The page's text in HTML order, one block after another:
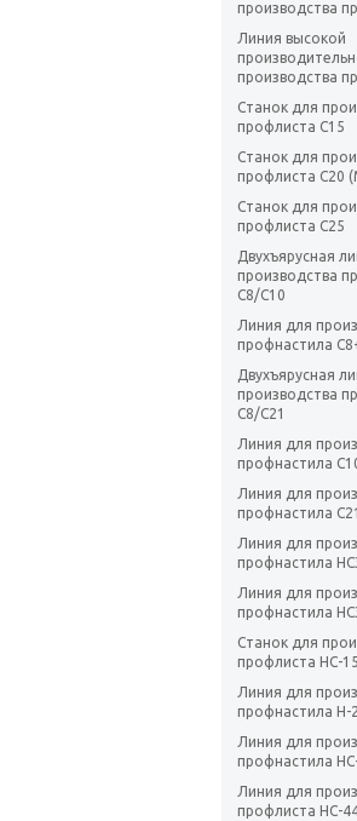
производства
Линия высокой
производства
Станок для
профлиста С15
Станок для
профлиста C20
Станок для
профлиста C25
Двухъярусная
производства
C8/C10
Линия для
профнастила
Двухъярусная
производства
C8/C21
Линия для
профнастила
Линия для
профнастила
Линия для
профнастила
Линия для
профнастила
Станок для
профлиста HC-15
Линия для
профнастила Н-
Линия для
профнастила
Линия для
профлиста НС-